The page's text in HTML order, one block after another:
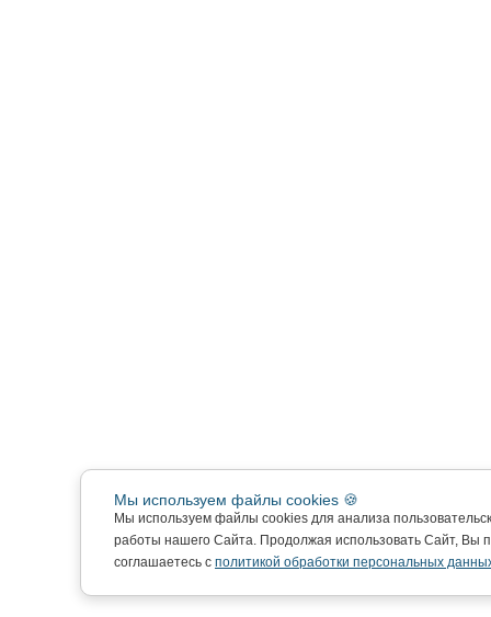
Мы используем файлы cookies 🍪
Мы используем файлы cookies для анализа
работы нашего Сайта. Продолжая использовать Сайт, Вы
соглашаетесь с политикой обработки персональных